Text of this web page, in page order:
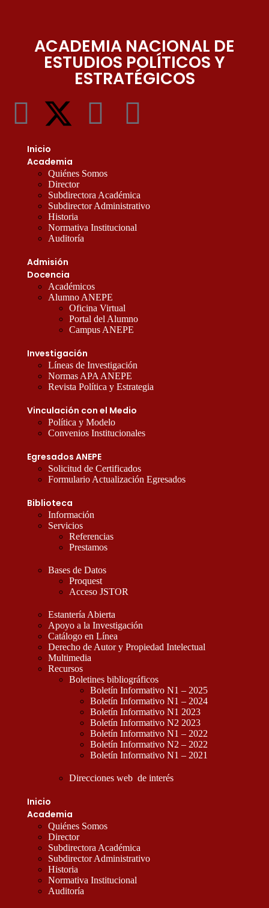
ACADEMIA NACIONAL DE
ESTUDIOS POLÍTICOS Y
ESTRATÉGICOS
Inicio
Academia
Quiénes Somos
Director
Subdirectora Académica
Subdirector Administrativo
Historia
Normativa Institucional
Auditoría
Admisión
Docencia
Académicos
Alumno ANEPE
Oficina Virtual
Portal del Alumno
Campus ANEPE
Investigación
Líneas de Investigación
Normas APA ANEPE
Revista Política y Estrategia
Vinculación con el Medio
Política y Modelo
Convenios Institucionales
Egresados ANEPE
Solicitud de Certificados
Formulario Actualización Egresados
Biblioteca
Información
Servicios
Referencias
Prestamos
Bases de Datos
Proquest
Acceso JSTOR
Estantería Abierta
Apoyo a la Investigación
Catálogo en Línea
Derecho de Autor y Propiedad Intelectual
Multimedia
Recursos
Boletines bibliográficos
Boletín Informativo N1 – 2025
Boletín Informativo N1 – 2024
Boletín Informativo N1 2023
Boletín Informativo N2 2023
Boletín Informativo N1 – 2022
Boletín Informativo N2 – 2022
Boletín Informativo N1 – 2021
Direcciones web de interés
Inicio
Academia
Quiénes Somos
Director
Subdirectora Académica
Subdirector Administrativo
Historia
Normativa Institucional
Auditoría